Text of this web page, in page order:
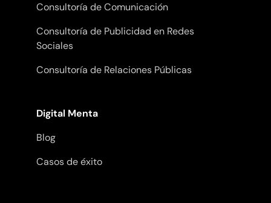
Consultoría de Comunicación
Consultoría de Publicidad en Redes
Sociales
Consultoría de Relaciones Públicas
Digital Menta
Blog
Casos de éxito